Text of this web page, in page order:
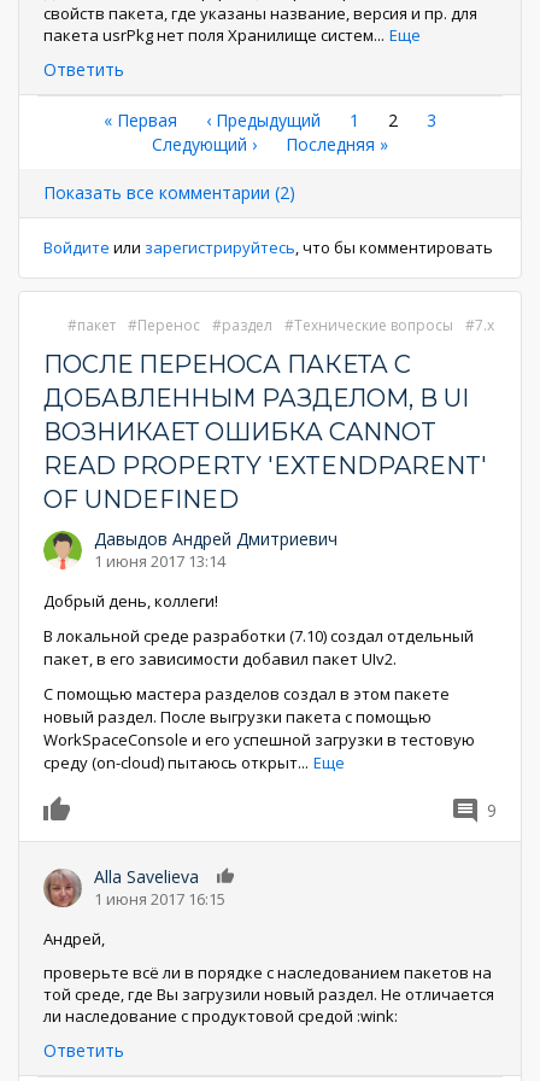
свойств пакета, где указаны название, версия и пр. для
пакета usrPkg нет поля Хранилище систем... Еще
Ответить
Нумерация
страниц
Первая
страница
« Первая ←
‹ Предыдущий Страница
1
Текущая
2 Страница
3
Следующая
Следующий ›
Последняя
Последняя »
Показать все комментарии (2)
Войдите или зарегистрируйтесь, что бы комментировать
пакет Перенос раздел Технические вопросы 7.x
ПОСЛЕ ПЕРЕНОСА ПАКЕТА С
ДОБАВЛЕННЫМ РАЗДЕЛОМ, В UI
ВОЗНИКАЕТ ОШИБКА CANNOT
READ PROPERTY 'EXTENDPARENT'
OF UNDEFINED
Давыдов Андрей Дмитриевич
1 июня 2017 13:14
Добрый день, коллеги!
В локальной среде разработки (7.10) создал отдельный
пакет, в его зависимости добавил пакет UIv2.
С помощью мастера разделов создал в этом пакете
новый раздел. После выгрузки пакета с помощью
WorkSpaceConsole и его успешной загрузки в тестовую
среду (on-cloud) пытаюсь открыт... Еще
9
Alla Savelieva
1 июня 2017 16:15
Андрей,
проверьте всё ли в порядке с наследованием пакетов на
той среде, где Вы загрузили новый раздел. Не отличается
ли наследование с продуктовой средой :wink:
Ответить